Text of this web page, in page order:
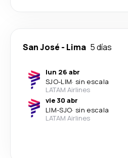
San José - Lima 5 días
lun 26 abr
SJO-LIM· sin escala
LATAM Airlines
vie 30 abr
LIM-SJO· sin escala
LATAM Airlines